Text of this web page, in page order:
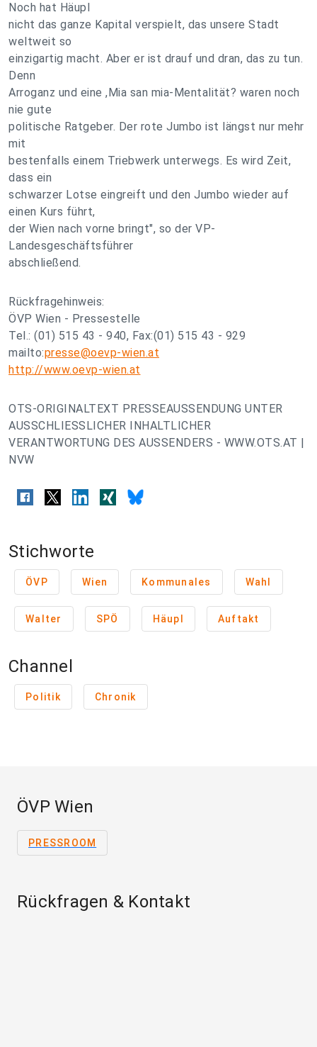
Noch hat Häupl
nicht das ganze Kapital verspielt, das unsere Stadt
weltweit so
einzigartig macht. Aber er ist drauf und dran, das zu tun.
Denn
Arroganz und eine ,Mia san mia-Mentalität? waren noch
nie gute
politische Ratgeber. Der rote Jumbo ist längst nur mehr
mit
bestenfalls einem Triebwerk unterwegs. Es wird Zeit,
dass ein
schwarzer Lotse eingreift und den Jumbo wieder auf
einen Kurs führt,
der Wien nach vorne bringt", so der VP-
Landesgeschäftsführer
abschließend.
Rückfragehinweis:
ÖVP Wien - Pressestelle
Tel.: (01) 515 43 - 940, Fax:(01) 515 43 - 929
mailto:presse@oevp-wien.at
http://www.oevp-wien.at
OTS-ORIGINALTEXT PRESSEAUSSENDUNG UNTER
AUSSCHLIESSLICHER INHALTLICHER
VERANTWORTUNG DES AUSSENDERS - WWW.OTS.AT |
NVW
Stichworte
ÖVP Wien Kommunales Wahl
Walter SPÖ Häupl Auftakt
Channel
Politik Chronik
ÖVP Wien
PRESSROOM
Rückfragen & Kontakt